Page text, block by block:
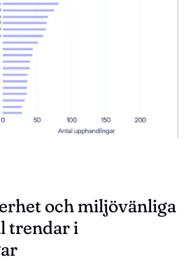
och miljövänliga
trendar i